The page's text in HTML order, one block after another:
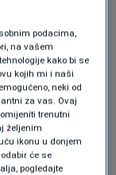
gosti su
navrata i
u drugom
rezultate i
podacima,
na vašem
kako bi se
kojih mi i naši
neki od
za vas. Ovaj
trenutni
željenim
ikonu u donjem
će se
pogledajte